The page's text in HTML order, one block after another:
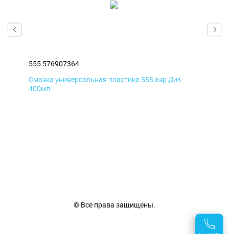
555 576907364
Смазка универсальная пластика 555 аэр ДиК
400мл
© Все права защищены.